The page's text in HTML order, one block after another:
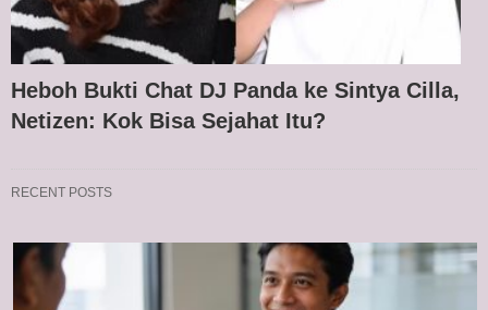
Heboh Bukti Chat DJ Panda ke Sintya Cilla,
Netizen: Kok Bisa Sejahat Itu?
RECENT POSTS